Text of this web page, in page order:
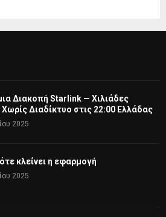
Διακοπή Starlink — Χιλιάδες
Διαδίκτυο στις 22:00 Ελλάδας
2025
κλείνει η εφαρμογή
2025